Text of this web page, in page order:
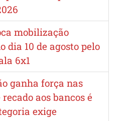
mobilização
dia 10 de agosto pelo
6x1
ganha força nas
aos bancos é
exige